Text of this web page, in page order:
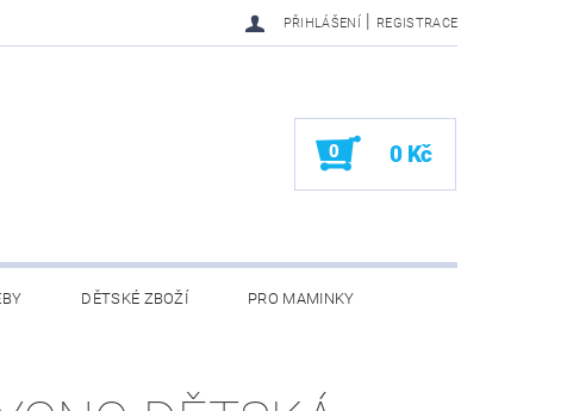
PŘIHLÁŠENÍ | REGISTRACE
0 0 Kč
DĚTSKÉ ZBOŽÍ PRO MAMINKY